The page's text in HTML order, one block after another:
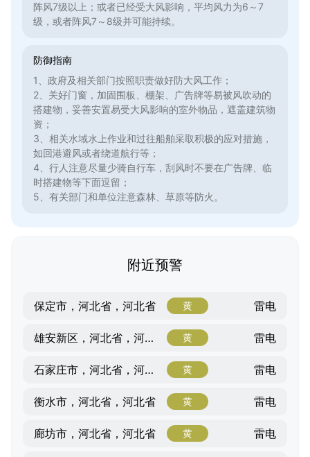
阵风7级以上；或者已经受大风影响，平均风力为6～7
级，或者阵风7～8级并可能持续。
防御指南
1、政府及相关部门按照职责做好防大风工作；
2、关好门窗，加固围板、棚架、广告牌等易被风吹动的
搭建物，妥善安置易受大风影响的室外物品，遮盖建筑物
资；
3、相关水域水上作业和过往船舶采取积极的应对措施，
如回港避风或者绕道航行等；
4、行人注意尽量少骑自行车，刮风时不要在广告牌、临
时搭建物等下面逗留；
5、有关部门和单位注意森林、草原等防火。
附近预警
保定市，河北省，河北省 黄 雷电
雄安新区，河北省，河北省 黄 雷电
石家庄市，河北省，河北省 黄 雷电
衡水市，河北省，河北省 黄 雷电
廊坊市，河北省，河北省 黄 雷电